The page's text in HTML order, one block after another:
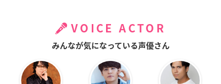
VOICE ACTOR
みんなが気になっている声優さん